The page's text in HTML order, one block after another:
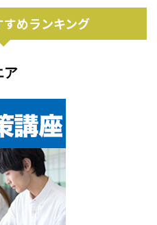
めランキング
ア